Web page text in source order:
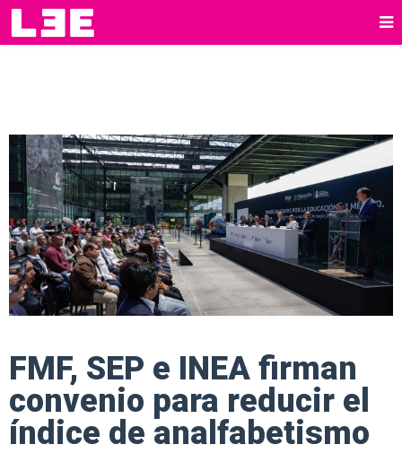
FMF, SEP e INEA firman
convenio para reducir el
índice de analfabetismo